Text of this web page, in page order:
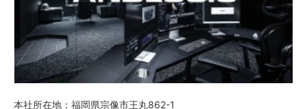
本社所在地：福岡県宗像市王丸862-1